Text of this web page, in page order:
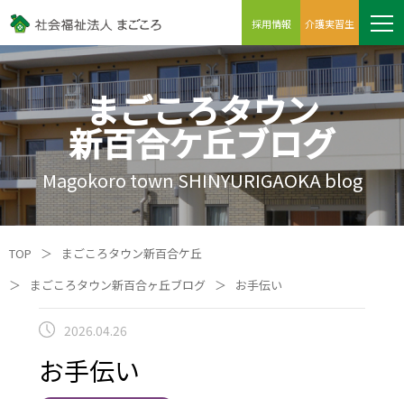
採用情報 介護実習生
まごころタウン
新百合ケ丘ブログ
Magokoro town SHINYURIGAOKA blog
TOP ＞
まごころタウン新百合ケ丘
＞
まごころタウン新百合ヶ丘ブログ ＞ お手伝い
2026.04.26
お手伝い